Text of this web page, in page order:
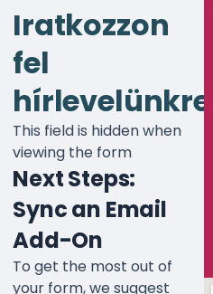
Iratkozzon
fel
hírlevelünkre!
This field is hidden when
viewing the form
Next Steps:
Sync an Email
Add-On
To get the most out of
your form, we suggest